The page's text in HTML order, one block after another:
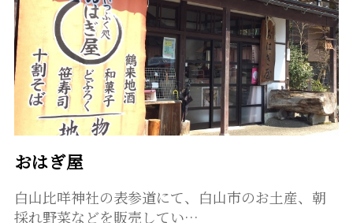
おはぎ屋
白山比咩神社の表参道にて、白山市のお土産、朝
採れ野菜などを販売してい…